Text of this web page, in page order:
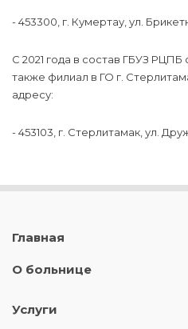
- 453300, г. Кумертау, ул.
С 2021 года в состав ГБУЗ
также филиал в ГО г.
адресу:
- 453103, г. Стерлитамак, ул.
Главная
О больнице
Услуги